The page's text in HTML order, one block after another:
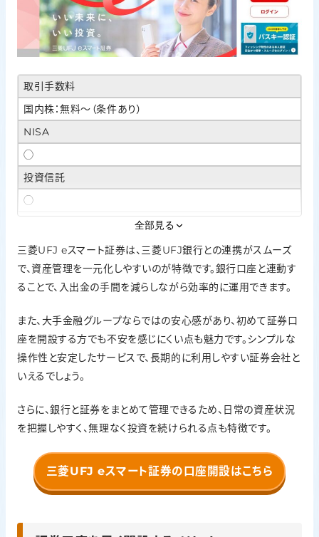
取引手数料
国内株：無料〜（条件あり）
NISA
◯
投資信託
◯
◯
ポイント投資
Pontaポイント
口座開設
最短翌営業日
全部見る
三菱UFJ eスマート証券は、三菱UFJ銀行との連携がスムーズ
で、資産管理を一元化しやすいのが特徴です。銀行口座と連動す
ることで、入出金の手間を減らしながら効率的に運用できます。
また、大手金融グループならではの安心感があり、初めて証券口
座を開設する方でも不安を感じにくい点も魅力です。シンプルな
操作性と安定したサービスで、長期的に利用しやすい証券会社と
いえるでしょう。
さらに、銀行と証券をまとめて管理できるため、日常の資産状況
を把握しやすく、無理なく投資を続けられる点も特徴です。
三菱UFJ eスマート証券の口座開設はこちら